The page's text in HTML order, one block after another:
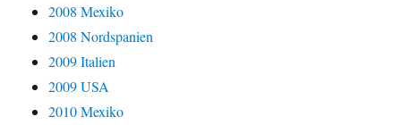
2008 Mexiko
2008 Nordspanien
2009 Italien
2009 USA
2010 Mexiko